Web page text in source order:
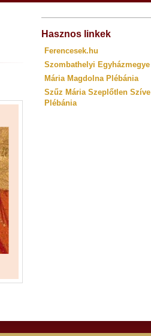
Hasznos linkek
Ferencesek.hu
Szombathelyi Egyházmegye
Mária Magdolna Plébánia
Szűz Mária Szeplőtlen Szíve
Plébánia